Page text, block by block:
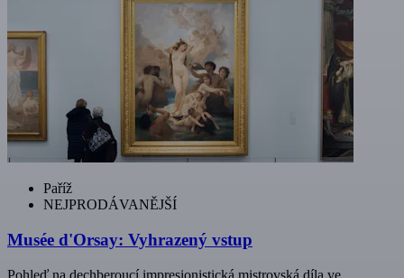
Paříž
NEJPRODÁVANĚJŠÍ
Musée d'Orsay: Vyhrazený vstup
Pohleď na dechberoucí impresionistická mistrovská díla ve